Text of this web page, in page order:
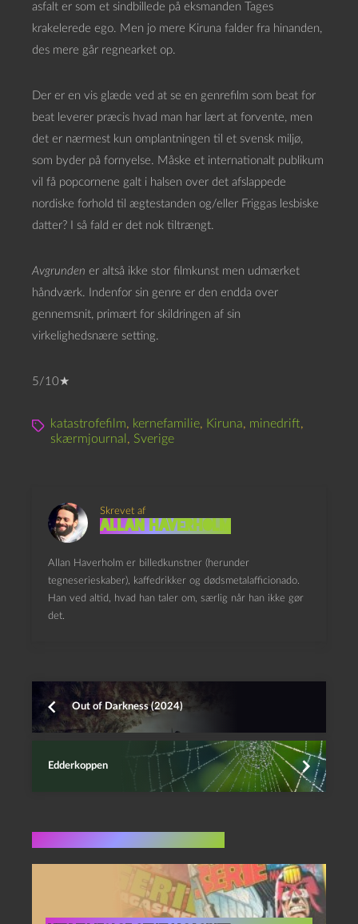
asfalt er som et sindbillede på eksmanden Tages
krakelerede ego. Men jo mere Kiruna falder fra hinanden,
des mere går regnearket op.
Der er en vis glæde ved at se en genrefilm som beat for
beat leverer præcis hvad man har lært at forvente, men
det er nærmest kun omplantningen til et svensk miljø,
som byder på fornyelse. Måske et internationalt publikum
vil få popcornene galt i halsen over det afslappede
nordiske forhold til ægtestanden og/eller Friggas lesbiske
datter? I så fald er det nok tiltrængt.
Avgrunden er altså ikke stor filmkunst men udmærket
håndværk. Indenfor sin genre er den endda over
gennemsnit, primært for skildringen af sin
virkelighedsnære setting.
5/10★
katastrofefilm, kernefamilie, Kiruna, minedrift,
skærmjournal , Sverige
Skrevet af
Allan Haverholm
Allan Haverholm er billedkunstner (herunder
tegneserieskaber), kaffedrikker og dødsmetalafficionado.
Han ved altid, hvad han taler om, særlig når han ikke gør
det.
Out of Darkness (2024)
Edderkoppen